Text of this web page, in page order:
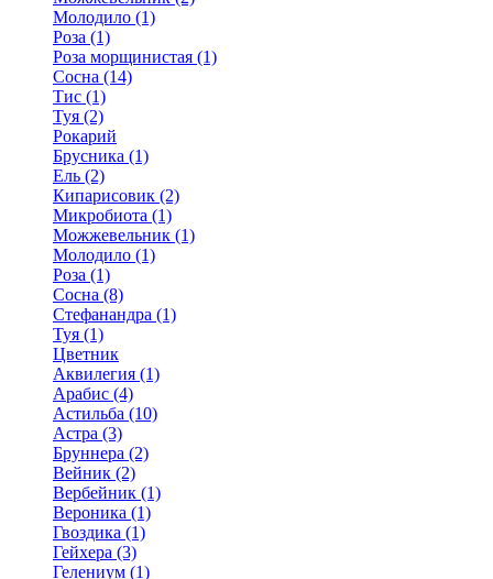
Молодило (1)
Роза (1)
Роза морщинистая (1)
Сосна (14)
Тис (1)
Туя (2)
Рокарий
Брусника (1)
Ель (2)
Кипарисовик (2)
Микробиота (1)
Можжевельник (1)
Молодило (1)
Роза (1)
Сосна (8)
Стефанандра (1)
Туя (1)
Цветник
Аквилегия (1)
Арабис (4)
Астильба (10)
Астра (3)
Бруннера (2)
Вейник (2)
Вербейник (1)
Вероника (1)
Гвоздика (1)
Гейхера (3)
Гелениум (1)